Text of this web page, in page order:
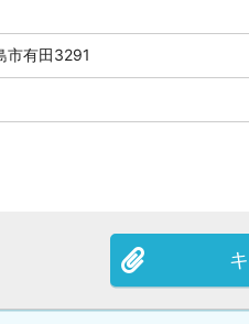
市有田3291